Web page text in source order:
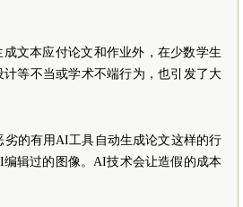
文本应付论文和作业外，在少数学生
等不当或学术不端行为，也引发了大
的有用AI工具自动生成论文这样的行
辑过的图像。AI技术会让造假的成本